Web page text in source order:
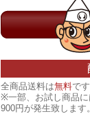
全商品送料は無料です
※一部、お試し商品
900円が発生致します。